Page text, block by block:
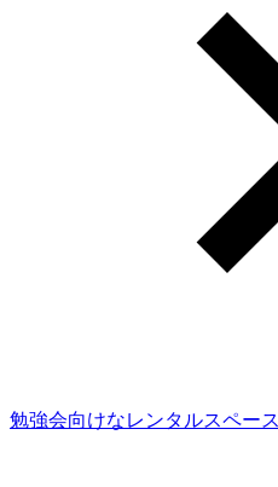
勉強会向けなレンタルスペース